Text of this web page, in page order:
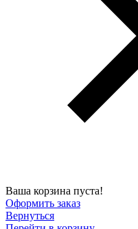
Ваша корзина пуста!
Оформить заказ
Вернуться